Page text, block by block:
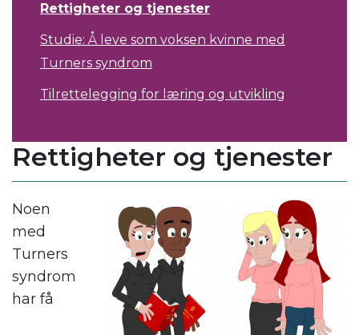
Rettigheter og tjenester
Studie: Å leve som voksen kvinne med
Turners syndrom
Tilrettelegging for læring og utvikling
Rettigheter og tjenester
Noen
med
Turners
syndrom
har få